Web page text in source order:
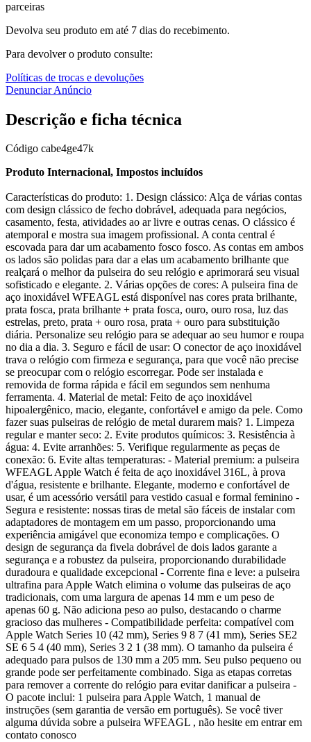
parceiras
Devolva seu produto em até 7 dias do recebimento.
Para devolver o produto consulte:
Políticas de trocas e devoluções
Denunciar Anúncio
Descrição e ficha técnica
Código cabe4ge47k
Produto Internacional, Impostos incluídos
Características do produto: 1. Design clássico: Alça de várias contas
com design clássico de fecho dobrável, adequada para negócios,
casamento, festa, atividades ao ar livre e outras cenas. O clássico é
atemporal e mostra sua imagem profissional. A conta central é
escovada para dar um acabamento fosco fosco. As contas em ambos
os lados são polidas para dar a elas um acabamento brilhante que
realçará o melhor da pulseira do seu relógio e aprimorará seu visual
sofisticado e elegante. 2. Várias opções de cores: A pulseira fina de
aço inoxidável WFEAGL está disponível nas cores prata brilhante,
prata fosca, prata brilhante + prata fosca, ouro, ouro rosa, luz das
estrelas, preto, prata + ouro rosa, prata + ouro para substituição
diária. Personalize seu relógio para se adequar ao seu humor e roupa
no dia a dia. 3. Seguro e fácil de usar: O conector de aço inoxidável
trava o relógio com firmeza e segurança, para que você não precise
se preocupar com o relógio escorregar. Pode ser instalada e
removida de forma rápida e fácil em segundos sem nenhuma
ferramenta. 4. Material de metal: Feito de aço inoxidável
hipoalergênico, macio, elegante, confortável e amigo da pele. Como
fazer suas pulseiras de relógio de metal durarem mais? 1. Limpeza
regular e manter seco: 2. Evite produtos químicos: 3. Resistência à
água: 4. Evite arranhões: 5. Verifique regularmente as peças de
conexão: 6. Evite altas temperaturas: - Material premium: a pulseira
WFEAGL Apple Watch é feita de aço inoxidável 316L, à prova
d'água, resistente e brilhante. Elegante, moderno e confortável de
usar, é um acessório versátil para vestido casual e formal feminino -
Segura e resistente: nossas tiras de metal são fáceis de instalar com
adaptadores de montagem em um passo, proporcionando uma
experiência amigável que economiza tempo e complicações. O
design de segurança da fivela dobrável de dois lados garante a
segurança e a robustez da pulseira, proporcionando durabilidade
duradoura e qualidade excepcional - Corrente fina e leve: a pulseira
ultrafina para Apple Watch elimina o volume das pulseiras de aço
tradicionais, com uma largura de apenas 14 mm e um peso de
apenas 60 g. Não adiciona peso ao pulso, destacando o charme
gracioso das mulheres - Compatibilidade perfeita: compatível com
Apple Watch Series 10 (42 mm), Series 9 8 7 (41 mm), Series SE2
SE 6 5 4 (40 mm), Series 3 2 1 (38 mm). O tamanho da pulseira é
adequado para pulsos de 130 mm a 205 mm. Seu pulso pequeno ou
grande pode ser perfeitamente combinado. Siga as etapas corretas
para remover a corrente do relógio para evitar danificar a pulseira -
O pacote inclui: 1 pulseira para Apple Watch, 1 manual de
instruções (sem garantia de versão em português). Se você tiver
alguma dúvida sobre a pulseira WFEAGL , não hesite em entrar em
contato conosco